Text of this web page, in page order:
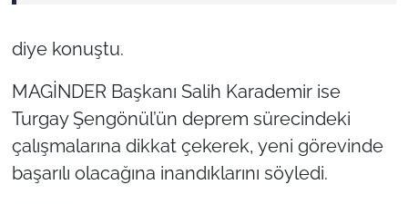
diye konuştu.
MAGİNDER Başkanı Salih Karademir ise
Turgay Şengönül’ün deprem sürecindeki
çalışmalarına dikkat çekerek, yeni görevinde
başarılı olacağına inandıklarını söyledi.